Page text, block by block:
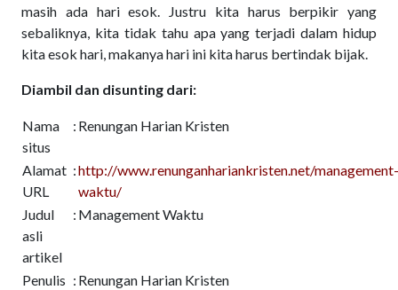
masih ada hari esok. Justru kita harus berpikir yang
sebaliknya, kita tidak tahu apa yang terjadi dalam hidup
kita esok hari, makanya hari ini kita harus bertindak bijak.
Diambil dan disunting dari:
Nama
situs
: Renungan Harian Kristen
Alamat
URL
:http://www.renunganhariankristen.net/management-
waktu/
Judul
asli
artikel
: Management Waktu
Penulis : Renungan Harian Kristen